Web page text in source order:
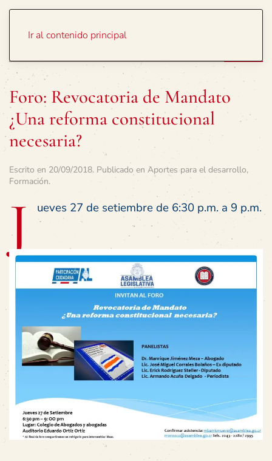
Ir al contenido principal
Foro: Revocatoria de Mandato
¿Una reforma constitucional
necesaria?
Escrito en 20/09/2018. Publicado en Aportes para el desarrollo,
Formación.
J ueves 27 de setiembre de 6:30 p.m. a 9 p.m.